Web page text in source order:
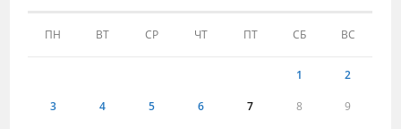
ПН ВТ СР ЧТ ПТ СБ ВС
1 2
3 4 5 6 7 8 9